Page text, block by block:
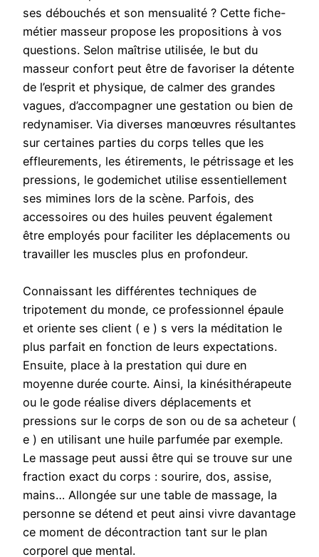
ses débouchés et son mensualité ? Cette fiche-
métier masseur propose les propositions à vos
questions. Selon maîtrise utilisée, le but du
masseur confort peut être de favoriser la détente
de l’esprit et physique, de calmer des grandes
vagues, d’accompagner une gestation ou bien de
redynamiser. Via diverses manœuvres résultantes
sur certaines parties du corps telles que les
effleurements, les étirements, le pétrissage et les
pressions, le godemichet utilise essentiellement
ses mimines lors de la scène. Parfois, des
accessoires ou des huiles peuvent également
être employés pour faciliter les déplacements ou
travailler les muscles plus en profondeur.
Connaissant les différentes techniques de
tripotement du monde, ce professionnel épaule
et oriente ses client ( e ) s vers la méditation le
plus parfait en fonction de leurs expectations.
Ensuite, place à la prestation qui dure en
moyenne durée courte. Ainsi, la kinésithérapeute
ou le gode réalise divers déplacements et
pressions sur le corps de son ou de sa acheteur (
e ) en utilisant une huile parfumée par exemple.
Le massage peut aussi être qui se trouve sur une
fraction exact du corps : sourire, dos, assise,
mains… Allongée sur une table de massage, la
personne se détend et peut ainsi vivre davantage
ce moment de décontraction tant sur le plan
corporel que mental.